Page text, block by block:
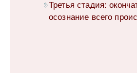
Третья стадия:
осознание всего